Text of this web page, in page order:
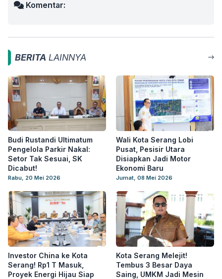
Komentar:
BERITA LAINNYA
Budi Rustandi Ultimatum
Pengelola Parkir Nakal:
Setor Tak Sesuai, SK
Dicabut!
Rabu, 20 Mei 2026
Wali Kota Serang Lobi
Pusat, Pesisir Utara
Disiapkan Jadi Motor
Ekonomi Baru
Jumat, 08 Mei 2026
Investor China ke Kota
Serang! Rp1 T Masuk,
Proyek Energi Hijau Siap
Kota Serang Melejit!
Tembus 3 Besar Daya
Saing, UMKM Jadi Mesin